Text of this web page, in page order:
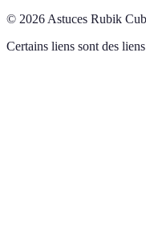
© 2026 Astuces Rubik
Certains liens sont des